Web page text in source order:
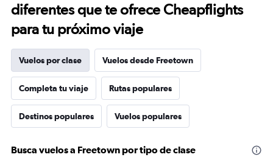
diferentes que te ofrece Cheapflights
para tu próximo viaje
Vuelos por clase Vuelos desde Freetown
Completa tu viaje Rutas populares
Destinos populares Vuelos populares
Busca vuelos a Freetown por tipo de clase